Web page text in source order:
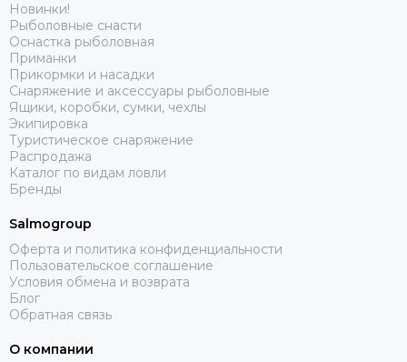
Новинки!
Рыболовные снасти
Оснастка рыболовная
Приманки
Прикормки и насадки
Снаряжение и аксессуары рыболовные
Ящики, коробки, сумки, чехлы
Экипировка
Туристическое снаряжение
Распродажа
Каталог по видам ловли
Бренды
Salmogroup
Оферта и политика конфиденциальности
Пользовательское соглашение
Условия обмена и возврата
Блог
Обратная связь
О компании